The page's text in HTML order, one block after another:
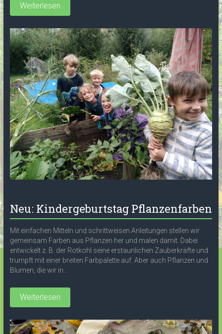
Weiterlesen
Neu: Kindergeburtstag Pflanzenfarben
Mit einfachen Mitteln und schrittweisen Anleitungen stellen wir
gemeinsam Farben aus Pflanzen her und malen damit. Dabei
entwickelt z. B. der Rotkohl seine erstaunlichen Zauberkräfte und
trumpft mit einer breiten Farbpalette auf. Aber auch Pflanzen und
Blumen, die wir in...
Weiterlesen